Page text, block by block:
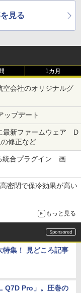
見る
1カ月
空会社のオリジナルグ
ップデート
最新ファームウェア D
修正など
統合プラグイン 画
密閉で保冷効果が高い
もっと見る
特集！ 見どころ記事
Q7D Pro」。圧巻の